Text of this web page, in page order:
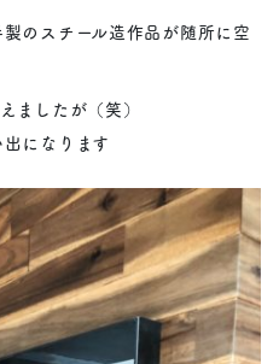
のスチール造作品が随所に空
ましたが（笑）
になります